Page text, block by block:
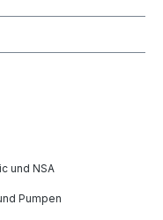
und NSA
Pumpen